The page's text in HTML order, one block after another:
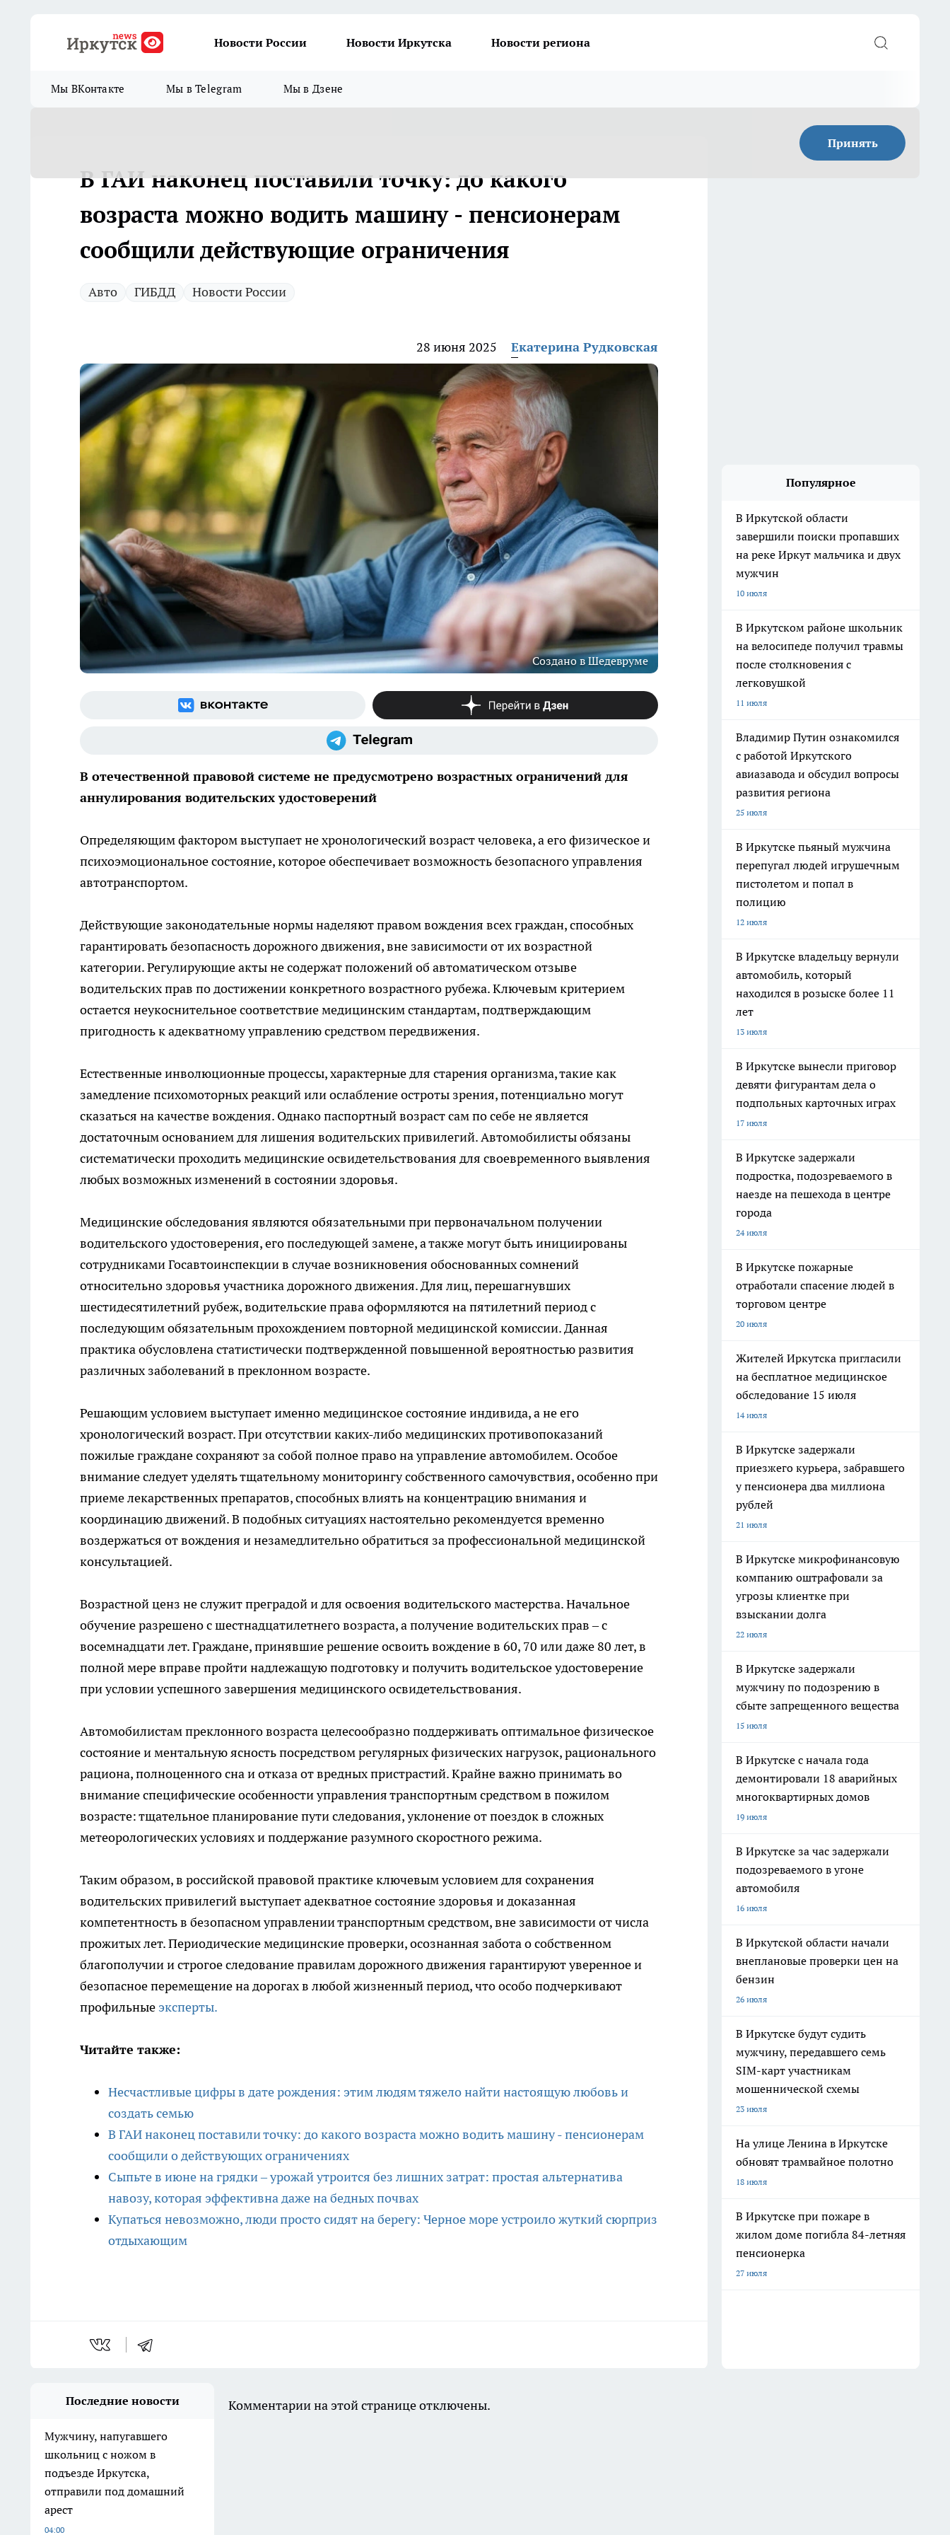
Новости России Новости Иркутска Новости региона
Мы ВКонтакте Мы в Telegram Мы в Дзене
Принять
В ГАИ наконец поставили точку: до какого
возраста можно водить машину - пенсионерам
сообщили действующие ограничения
Авто ГИБДД Новости России
28 июня 2025 Екатерина Рудковская
Создано в Шедевруме
В отечественной правовой системе не предусмотрено возрастных ограничений для
аннулирования водительских удостоверений
Определяющим фактором выступает не хронологический возраст человека, а его физическое и
психоэмоциональное состояние, которое обеспечивает возможность безопасного управления
автотранспортом.
Действующие законодательные нормы наделяют правом вождения всех граждан, способных
гарантировать безопасность дорожного движения, вне зависимости от их возрастной
категории. Регулирующие акты не содержат положений об автоматическом отзыве
водительских прав по достижении конкретного возрастного рубежа. Ключевым критерием
остается неукоснительное соответствие медицинским стандартам, подтверждающим
пригодность к адекватному управлению средством передвижения.
Естественные инволюционные процессы, характерные для старения организма, такие как
замедление психомоторных реакций или ослабление остроты зрения, потенциально могут
сказаться на качестве вождения. Однако паспортный возраст сам по себе не является
достаточным основанием для лишения водительских привилегий. Автомобилисты обязаны
систематически проходить медицинские освидетельствования для своевременного выявления
любых возможных изменений в состоянии здоровья.
Медицинские обследования являются обязательными при первоначальном получении
водительского удостоверения, его последующей замене, а также могут быть инициированы
сотрудниками Госавтоинспекции в случае возникновения обоснованных сомнений
относительно здоровья участника дорожного движения. Для лиц, перешагнувших
шестидесятилетний рубеж, водительские права оформляются на пятилетний период с
последующим обязательным прохождением повторной медицинской комиссии. Данная
практика обусловлена статистически подтвержденной повышенной вероятностью развития
различных заболеваний в преклонном возрасте.
Решающим условием выступает именно медицинское состояние индивида, а не его
хронологический возраст. При отсутствии каких-либо медицинских противопоказаний
пожилые граждане сохраняют за собой полное право на управление автомобилем. Особое
внимание следует уделять тщательному мониторингу собственного самочувствия, особенно при
приеме лекарственных препаратов, способных влиять на концентрацию внимания и
координацию движений. В подобных ситуациях настоятельно рекомендуется временно
воздержаться от вождения и незамедлительно обратиться за профессиональной медицинской
консультацией.
Возрастной ценз не служит преградой и для освоения водительского мастерства. Начальное
обучение разрешено с шестнадцатилетнего возраста, а получение водительских прав – с
восемнадцати лет. Граждане, принявшие решение освоить вождение в 60, 70 или даже 80 лет, в
полной мере вправе пройти надлежащую подготовку и получить водительское удостоверение
при условии успешного завершения медицинского освидетельствования.
Автомобилистам преклонного возраста целесообразно поддерживать оптимальное физическое
состояние и ментальную ясность посредством регулярных физических нагрузок, рационального
рациона, полноценного сна и отказа от вредных пристрастий. Крайне важно принимать во
внимание специфические особенности управления транспортным средством в пожилом
возрасте: тщательное планирование пути следования, уклонение от поездок в сложных
метеорологических условиях и поддержание разумного скоростного режима.
Таким образом, в российской правовой практике ключевым условием для сохранения
водительских привилегий выступает адекватное состояние здоровья и доказанная
компетентность в безопасном управлении транспортным средством, вне зависимости от числа
прожитых лет. Периодические медицинские проверки, осознанная забота о собственном
благополучии и строгое следование правилам дорожного движения гарантируют уверенное и
безопасное перемещение на дорогах в любой жизненный период, что особо подчеркивают
профильные эксперты.
Читайте также:
Несчастливые цифры в дате рождения: этим людям тяжело найти настоящую любовь и
создать семью
В ГАИ наконец поставили точку: до какого возраста можно водить машину - пенсионерам
сообщили о действующих ограничениях
Сыпьте в июне на грядки – урожай утроится без лишних затрат: простая альтернатива
навозу, которая эффективна даже на бедных почвах
Купаться невозможно, люди просто сидят на берегу: Черное море устроило жуткий сюрприз
отдыхающим
Популярное
В Иркутской области
завершили поиски пропавших
на реке Иркут мальчика и двух
мужчин
10 июля
В Иркутском районе школьник
на велосипеде получил травмы
после столкновения с
легковушкой
11 июля
Владимир Путин ознакомился
с работой Иркутского
авиазавода и обсудил вопросы
развития региона
25 июля
В Иркутске пьяный мужчина
перепугал людей игрушечным
пистолетом и попал в
полицию
12 июля
В Иркутске владельцу вернули
автомобиль, который
находился в розыске более 11
лет
13 июля
В Иркутске вынесли приговор
девяти фигурантам дела о
подпольных карточных играх
17 июля
В Иркутске задержали
подростка, подозреваемого в
наезде на пешехода в центре
города
24 июля
В Иркутске пожарные
отработали спасение людей в
торговом центре
20 июля
Жителей Иркутска пригласили
на бесплатное медицинское
обследование 15 июля
14 июля
В Иркутске задержали
приезжего курьера, забравшего
у пенсионера два миллиона
рублей
21 июля
В Иркутске микрофинансовую
компанию оштрафовали за
угрозы клиентке при
взыскании долга
22 июля
В Иркутске задержали
мужчину по подозрению в
сбыте запрещенного вещества
15 июля
В Иркутске с начала года
демонтировали 18 аварийных
многоквартирных домов
19 июля
В Иркутске за час задержали
подозреваемого в угоне
автомобиля
16 июля
В Иркутской области начали
внеплановые проверки цен на
бензин
26 июля
В Иркутске будут судить
мужчину, передавшего семь
SIM-карт участникам
мошеннической схемы
23 июля
На улице Ленина в Иркутске
обновят трамвайное полотно
18 июля
В Иркутске при пожаре в
жилом доме погибла 84-летняя
пенсионерка
27 июля
Последние новости
Мужчину, напугавшего
школьниц с ножом в
подъезде Иркутска,
отправили под домашний
арест
04:00
Комментарии на этой странице отключены.